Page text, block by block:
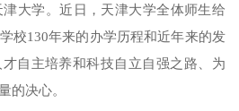
大学。近日，天津大学全体师生给
校130年来的办学历程和近年来的发
自主培养和科技自立自强之路、为
的决心。